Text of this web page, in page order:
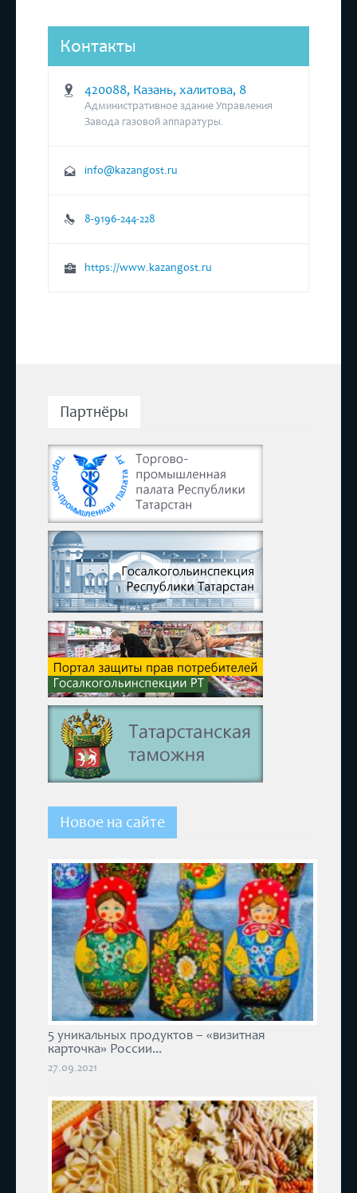
Контакты
420088, Казань, халитова, 8
Административное здание Управления
Завода газовой аппаратуры.
info@kazangost.ru
8-9196-244-228
https://www.kazangost.ru
Партнёры
Новое на сайте
5 уникальных продуктов – «визитная
карточка» России...
27.09.2021